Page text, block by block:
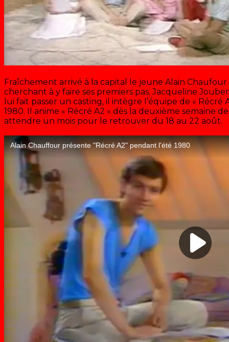
Fraîchement arrivé à la capital le jeune Alain
cherchant à y faire ses premiers pas. Jacqueline
lui fait passer un casting, il intègre l’équipe de « Récré
1980. Il anime « Récré A2 » dès la deuxième semaine
attendre un mois pour le retrouver du 18 au 22 août.